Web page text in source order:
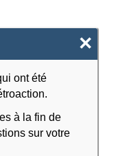
×
ont été
à la fin de
sur votre